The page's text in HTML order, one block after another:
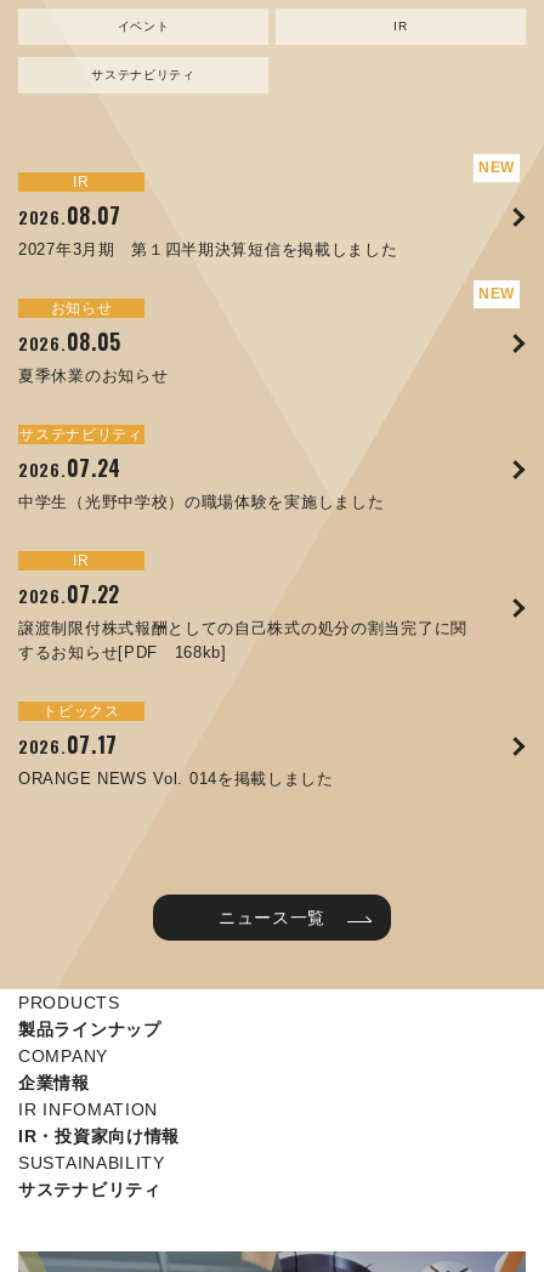
イベント IR
サステナビリティ
IR
2026.08.07
2027年3月期 第１四半期決算短信を掲載しました
お知らせ
2026.08.05
夏季休業のお知らせ
サステナビリティ
2026.07.24
中学生（光野中学校）の職場体験を実施しました
IR
2026.07.22
譲渡制限付株式報酬としての自己株式の処分の割当完了に関
するお知らせ[PDF 168kb]
トピックス
2026.07.17
ORANGE NEWS Vol. 014を掲載しました
新規事業
2024.04.10
資源ごみAI 自動選別機 販売開始のお知らせ
お知らせ
2026.08.05
夏季休業のお知らせ
お知らせ
2025.11.17
コラムを更新しました：MECT2025(メカトロテックジャパ
お知らせ
2025. 09.02
お知らせ
2025.05.29
コラムを更新しました：MEX金沢2025(第61回機械工業見本
お知らせ
2025.05.15
トピックス
2026.07.17
ORANGE NEWS Vol. 014を掲載しました
トピックス
2026.04.17
ORANGE NEWS Vol. 013を掲載しました
トピックス
2025.10.01
高松流技Vol.25を掲載しました
トピックス
2025.09.10
ORANGE NEWS Vol. 011を掲載しました
2025.07.31
ORANGE NEWS Vol. 010を掲載しました
イベント
2026.04.03
MEX金沢2026 出展のご案内 ※終了しました
イベント
2025.08.29
MECT 2025 出展のご案内 ※終了しました
イベント
2025.04.16
MEX金沢2025 出展のご案内 ※終了しました
イベント
2024.09.26
JIMTOF2024 出展のご案内 ※終了しました
2024.05.13
MEX金沢2024 学生向け会社説明コーナー予約のご案内 ※
終了しました
IR
2026.08.07
2027年3月期 第１四半期決算短信を掲載しました
IR
2026.07.22
譲渡制限付株式報酬としての自己株式の処分の割当完了に関
IR
2026. 07.07
IR
2026.07.01
コーポレートガバナンス報告書を更新しました
IR
2026.06.26
第65回定時株主総会のご報告を掲載しました
サステナビリティ
2026.07.24
中学生（光野中学校）の職場体験を実施しました
サステナビリティ
2026.06.12
人材戦略を策定しました
サステナビリティ
2026.03.26
「健康経営優良法人２０２６（大規模法人部門）」に認定さ
サステナビリティ
2025.12.09
令和７年度石川県ワークライフバランス企業知事表彰「優良
サステナビリティ
2025.12.04
ニュース一覧
PRODUCTS
製品ラインナップ
COMPANY
企業情報
IR INFOMATION
IR・投資家向け情報
SUSTAINABILITY
サステナビリティ